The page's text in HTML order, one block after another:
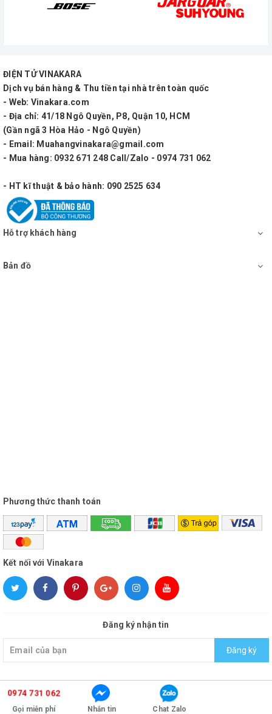
Độ nhạy: 118db
Độ lệch: 15Hz
Khoảng cách: 350m
Loại pin: AA
ĐIỆN TỬ VINAKARA
Dịch vụ bán hàng & Thu tiền tại nhà trên toàn quốc
- Web: Vinakara.com
- Địa chỉ: 41/18 Ngô Quyền, P8, Quận 10, HCM
(Gần ngã 3 Hòa Hảo - Ngô Quyền)
- Email: Muahangvinakara@gmail.com
- Mua hàng: 0932 671 248 Call/Zalo - 0974 731 062
- HT kĩ thuật & bảo hành: 090 2525 634
Hỗ trợ khách hàng
Bản đồ
Phương thức thanh toán
Kết nối với Vinakara
Đăng ký nhận tin
Đăng ký
© Bản quyền thuộc vềvinakara
Cung cấp bởi
Sapo
0974 731 062
Gọi miễn phí Nhắn tin Chat Zalo